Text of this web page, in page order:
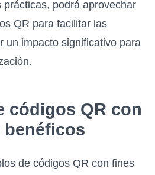
prácticas, podrá aprovechar
QR para facilitar las
un impacto significativo para
códigos QR con
benéficos
de códigos QR con fines